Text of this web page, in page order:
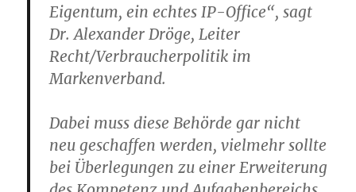
Eigentum, ein echtes IP-Office“, sagt
Dr. Alexander Dröge, Leiter
Recht/Verbraucherpolitik im
Markenverband.
Dabei muss diese Behörde gar nicht
neu geschaffen werden, vielmehr sollte
bei Überlegungen zu einer Erweiterung